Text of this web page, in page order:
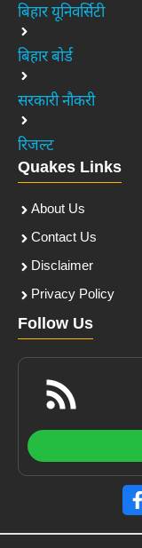
बिहार यूनिवर्सिटी
बिहार बोर्ड
सरकारी नौकरी
रिजल्ट
Quakes Links
About Us
Contact Us
Disclaimer
Privacy Policy
Follow Us